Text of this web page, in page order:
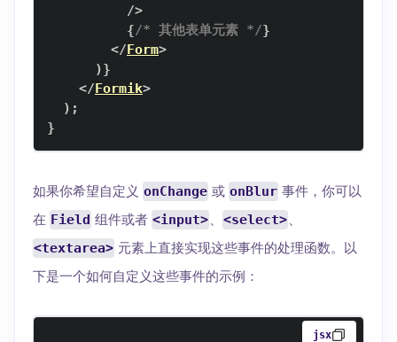
/>
{/* 其他表单元素 */}
</Form>
)}
</Formik>
) ;
}
如果你希望自定义 onChange 或 onBlur 事件，你可以
在 Field 组件或者 <input> <select>
<textarea> 元素上直接实现这些事件的处理函数。以
下是一个如何自定义这些事件的示例：
jsx